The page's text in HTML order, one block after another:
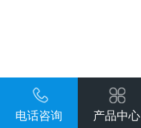
电话咨询 产品中心